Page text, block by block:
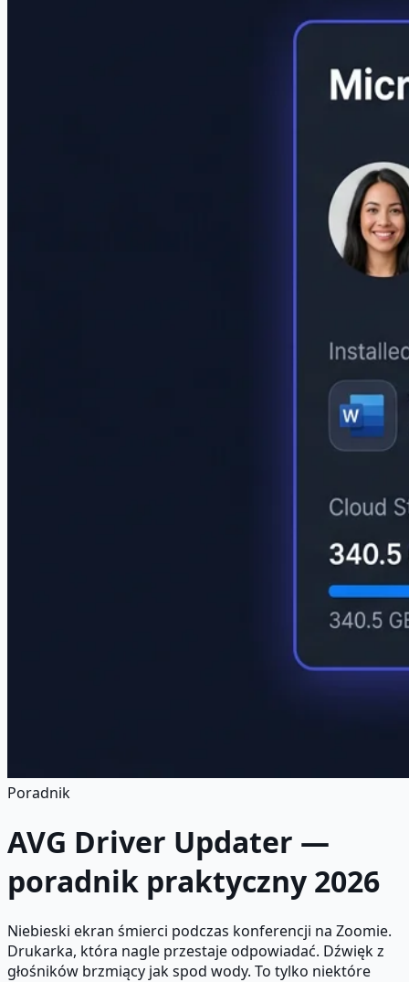
Poradnik
AVG Driver Updater —
poradnik praktyczny 2026
Niebieski ekran śmierci podczas konferencji na Zoomie.
Drukarka, która nagle przestaje odpowiadać. Dźwięk z
głośników brzmiący jak spod wody. To tylko niektóre